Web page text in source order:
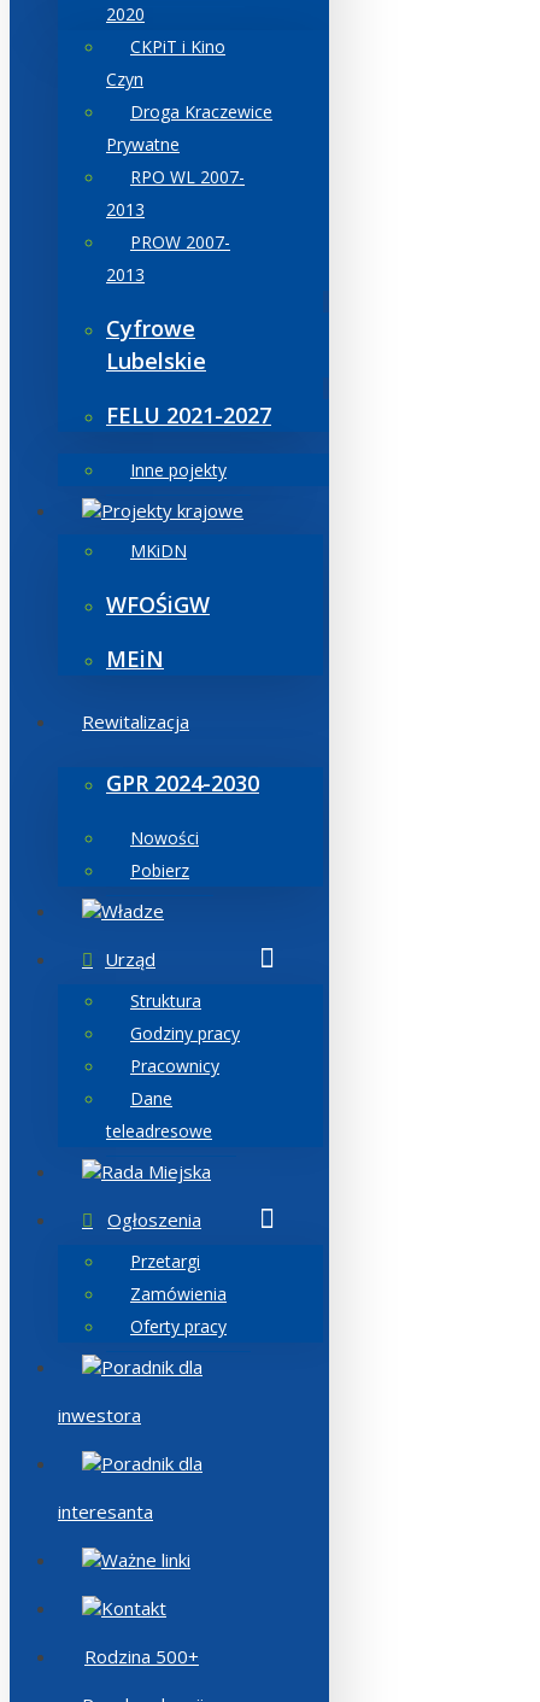
2020
CKPiT i Kino
Czyn
Droga Kraczewice
Prywatne
RPO WL 2007-
2013
PROW 2007-
2013
Cyfrowe
Lubelskie
FELU 2021-2027
Inne pojekty
Projekty krajowe
MKiDN
WFOŚiGW
MEiN
Rewitalizacja
GPR 2024-2030
Nowości
Pobierz
Władze
Urząd
Struktura
Godziny pracy
Pracownicy
Dane
teleadresowe
Rada Miejska
Ogłoszenia
Przetargi
Zamówienia
Oferty pracy
Poradnik dla
inwestora
Poradnik dla
interesanta
Ważne linki
Kontakt
Rodzina 500+